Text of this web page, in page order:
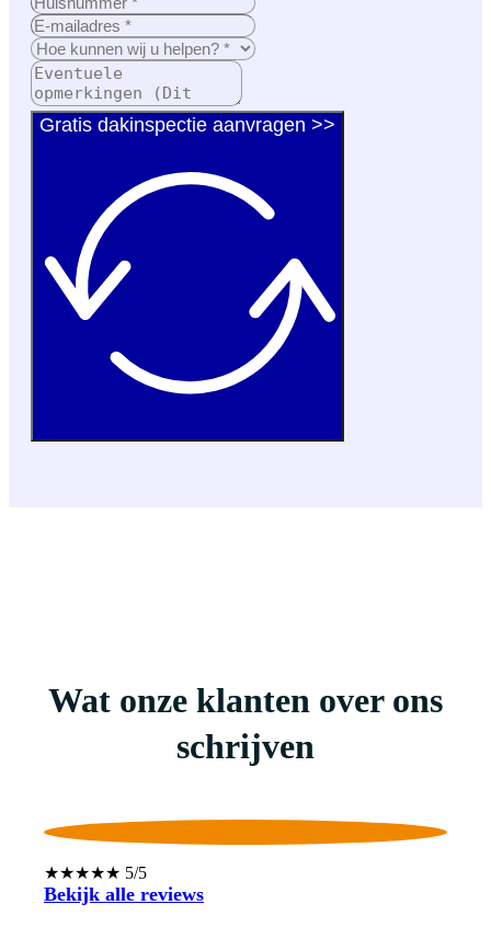
Gratis dakinspectie aanvragen >>
Wat onze klanten over ons
schrijven
★★★★★ 5/5
Bekijk alle reviews